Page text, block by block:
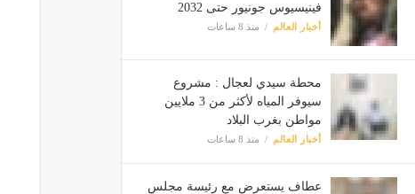
فينيسيوس جونيور حتى 2032
أخبار العالم منذ 8 ساعات
محطة سيدي لعجال : مشروع
سيوفر المياه لأكثر من 3 ملايين
مواطن بغرب البلاد
أخبار العالم منذ 8 ساعات
عطاف يستعرض مع رئيسة مجلس